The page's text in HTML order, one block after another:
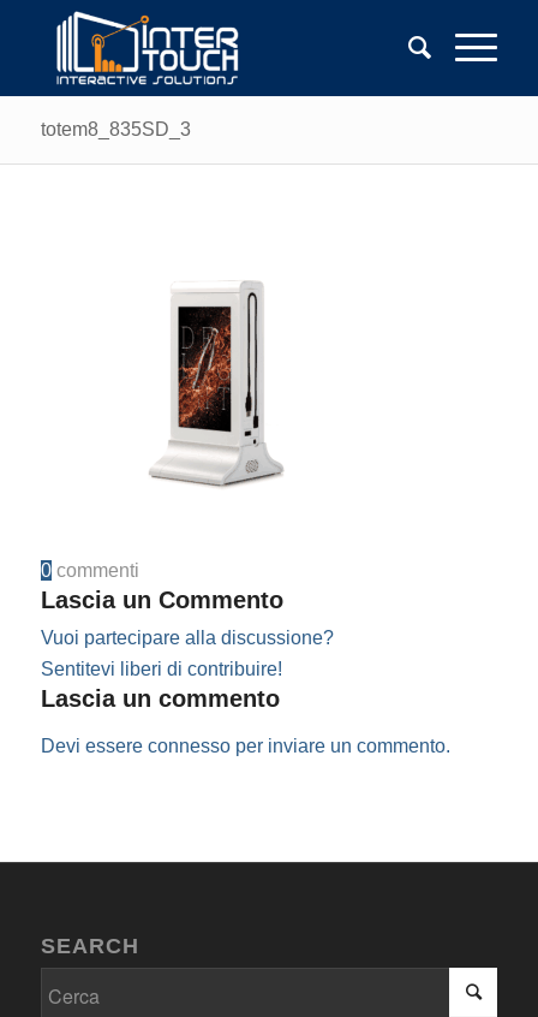
totem8_835SD_3
0 commenti
Lascia un Commento
Vuoi partecipare alla discussione?
Sentitevi liberi di contribuire!
Lascia un commento
Devi essere connessoper inviare un commento.
SEARCH